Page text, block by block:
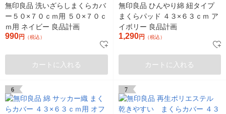
無印良品 洗いざらしまくらカバ
ー５０×７０ｃｍ用 ５０×７０ｃ
ｍ用 ネイビー 良品計画
990円 （税込）
カートに入れる
無印良品 ひんやり綿 紐タイプ
まくらパッド ４３×６３ｃｍ ア
イボリー 良品計画
1,290円 （税込）
カートに入れる
6 7